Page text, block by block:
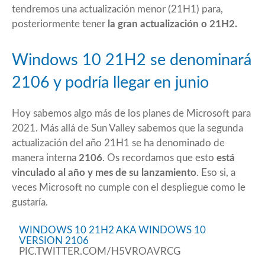
tendremos una actualización menor (21H1) para,
posteriormente tener la gran actualización o 21H2.
Windows 10 21H2 se denominará
2106 y podría llegar en junio
Hoy sabemos algo más de los planes de Microsoft para
2021. Más allá de Sun Valley sabemos que la segunda
actualización del año 21H1 se ha denominado de
manera interna 2106. Os recordamos que esto está
vinculado al año y mes de su lanzamiento. Eso si, a
veces Microsoft no cumple con el despliegue como le
gustaría.
WINDOWS 10 21H2 AKA WINDOWS 10
VERSION 2106
PIC.TWITTER.COM/H5VROAVRCG